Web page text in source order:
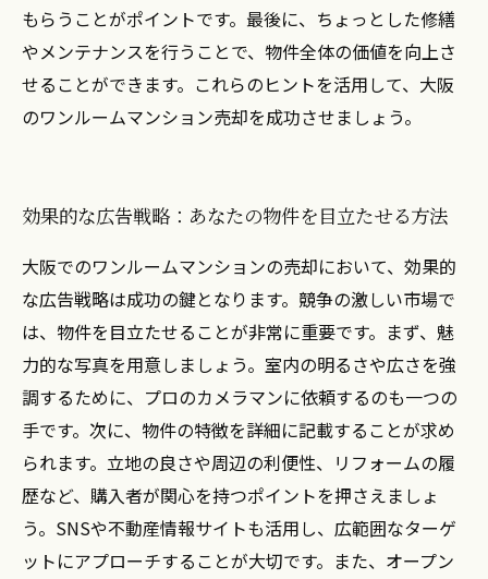
もらうことがポイントです。最後に、ちょっとした修繕
やメンテナンスを行うことで、物件全体の価値を向上さ
せることができます。これらのヒントを活用して、大阪
のワンルームマンション売却を成功させましょう。
効果的な広告戦略：あなたの物件を目立たせる方法
大阪でのワンルームマンションの売却において、効果的
な広告戦略は成功の鍵となります。競争の激しい市場で
は、物件を目立たせることが非常に重要です。まず、魅
力的な写真を用意しましょう。室内の明るさや広さを強
調するために、プロのカメラマンに依頼するのも一つの
手です。次に、物件の特徴を詳細に記載することが求め
られます。立地の良さや周辺の利便性、リフォームの履
歴など、購入者が関心を持つポイントを押さえましょ
う。SNSや不動産情報サイトも活用し、広範囲なターゲ
ットにアプローチすることが大切です。また、オープン